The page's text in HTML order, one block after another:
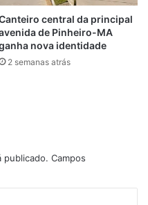
de municípios
desalojaram
subidas dos rios
Mearim, Corda
pela equipe
dos gestores no
atingidas. O
diversos pontos
do Maranhão.
central da principal
de Pinheiro-MA
nova identidade
2 semanas atrás
publicado. Campos